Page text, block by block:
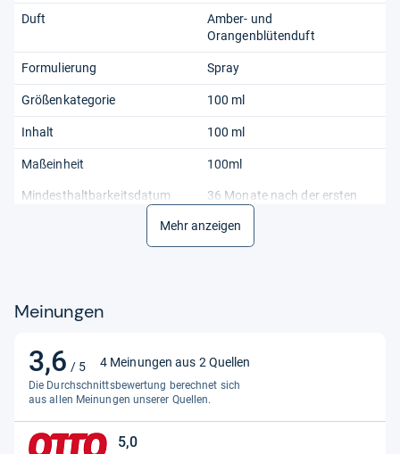
Duft
Amber- und
Orangenblütenduft
Formulierung Spray
Größenkategorie 100 ml
Inhalt 100 ml
Maßeinheit 100ml
Mindesthaltbarkeitsdatum
36 Monate nach der ersten
Öffnung
MIDNIGHT NOIR
Produktart
Spray Duftzwilling
Ursprungsland China
Zielgruppe
für Sie, for her, Damen, Frauen,
Mehr anzeigen
Meinungen
3,6 / 5
3,6
von
5
Sternen
4 Meinungen aus 2 Quellen
Die Durchschnittsbewertung berechnet sich
aus allen Meinungen unserer Quellen.
5,0